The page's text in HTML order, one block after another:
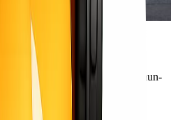
bagi banyak orang yang
. Dengan pengalaman bertahun-
memahami betul kebutuhan
yang cepat dan efisien.